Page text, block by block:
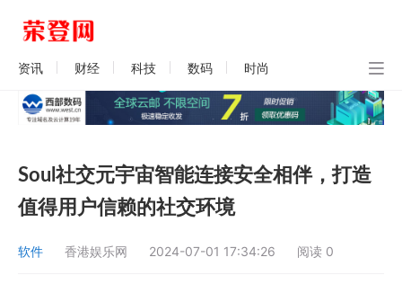
资讯 财经 科技 数码 时尚
Soul社交元宇宙智能连接安全相伴，打造
值得用户信赖的社交环境
软件 香港娱乐网 2024-07-01 17:34:26 阅读 0